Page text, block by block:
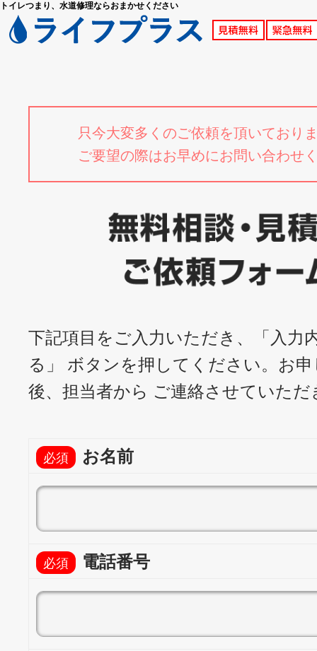
トイレつまり、水道修理ならおまかせください
只今大変多くのご依頼を頂いており
ご要望の際はお早めにお問い合わせ
下記項目をご入力いただき、「入力
る」 ボタンを押してください。 お
後、担当者から ご連絡させていただ
お名前
電話番号